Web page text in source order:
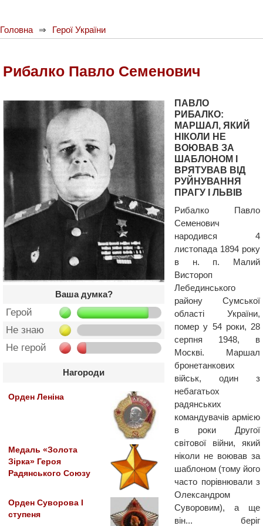
Головна Герої України
Рибалко Павло Семенович
Ваша думка?
Герой
Не знаю
Не герой
Нагороди
Орден Леніна
Медаль «Золота
Зірка» Героя
Радянського Союзу
Орден Суворова I
ступеня
ПАВЛО
РИБАЛКО:
МАРШАЛ, ЯКИЙ
НІКОЛИ НЕ
ВОЮВАВ ЗА
ШАБЛОНОМ І
ВРЯТУВАВ ВІД
РУЙНУВАННЯ
ПРАГУ І ЛЬВІВ
Рибалко Павло
Семенович
народився 4
листопада 1894 року
в н. п. Малий
Вистороп
Лебединського
району Сумської
області України,
помер у 54 роки, 28
серпня 1948, в
Москві. Маршал
бронетанкових
військ, один з
небагатьох
радянських
командувачів армією
в роки Другої
світової війни, який
ніколи не воював за
шаблоном (тому його
часто порівнювали з
Олександром
Суворовим), а ще
він... беріг